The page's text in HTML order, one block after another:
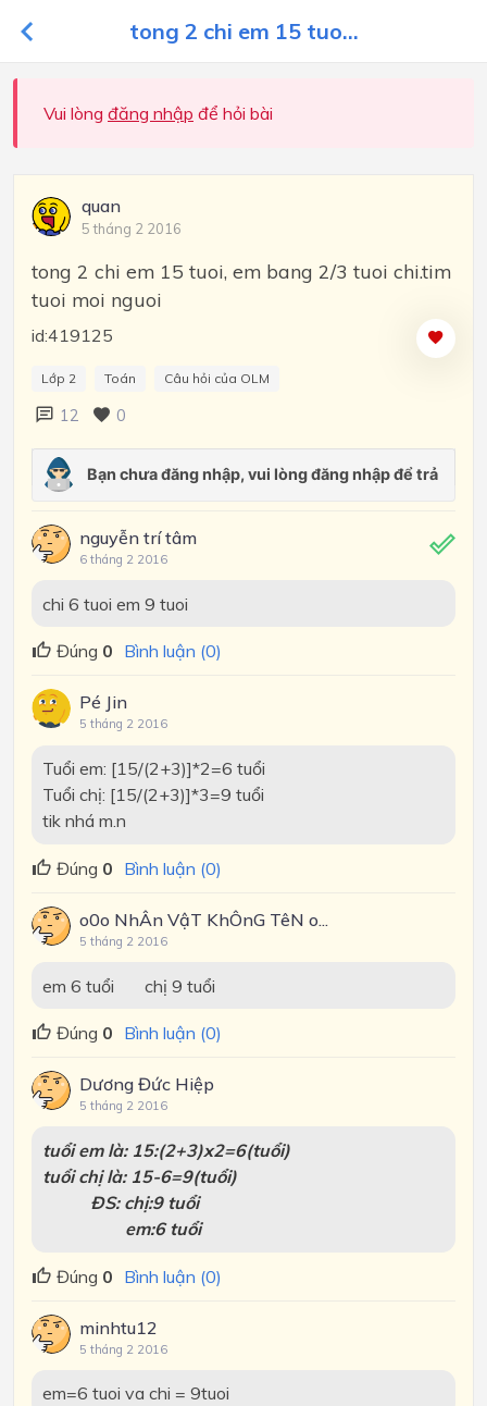
tong 2 chi em 15 tuo...
Vui lòng đăng nhập để hỏi bài
quan
5 tháng 2 2016
tong 2 chi em 15 tuoi, em bang 2/3 tuoi chi.tim
tuoi moi nguoi
id:419125
Lớp 2 Toán Câu hỏi của OLM
12 0
nguyễn trí tâm
6 tháng 2 2016
chi 6 tuoi em 9 tuoi
Đúng 0 Bình luận (0)
Pé Jin
5 tháng 2 2016
Tuổi em: [15/(2+3)]*2=6 tuổi
Tuổi chị: [15/(2+3)]*3=9 tuổi
tik nhá m.n
Đúng 0 Bình luận (0)
o0o NhÂn VậT KhÔnG TêN o...
5 tháng 2 2016
em 6 tuổi chị 9 tuổi
Đúng 0 Bình luận (0)
Dương Đức Hiệp
5 tháng 2 2016
tuổi em là: 15:(2+3)x2=6(tuổi)
tuổi chị là: 15-6=9(tuổi)
ĐS: chị:9 tuổi
em:6 tuổi
Đúng 0 Bình luận (0)
minhtu12
5 tháng 2 2016
em=6 tuoi va chi = 9tuoi